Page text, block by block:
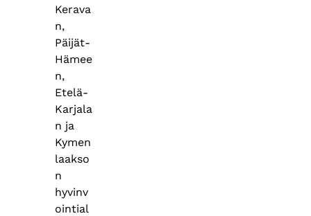
Kerava
n,
Päijät-
Hämee
n,
Etelä-
Karjala
n ja
Kymen
laakso
n
hyvinv
ointial